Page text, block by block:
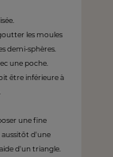
les moules
demi-sphères.
une poche.
être inférieure à
une fine
d'une
d'un triangle.